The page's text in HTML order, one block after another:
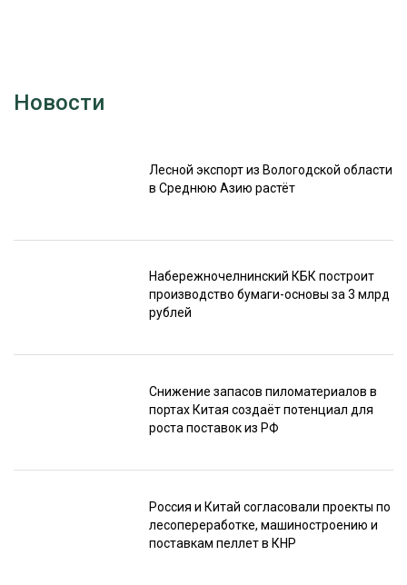
Новости
Лесной экспорт из Вологодской области
в Среднюю Азию растёт
Набережночелнинский КБК построит
производство бумаги-основы за 3 млрд
рублей
Снижение запасов пиломатериалов в
портах Китая создаёт потенциал для
роста поставок из РФ
Россия и Китай согласовали проекты по
лесопереработке, машиностроению и
поставкам пеллет в КНР